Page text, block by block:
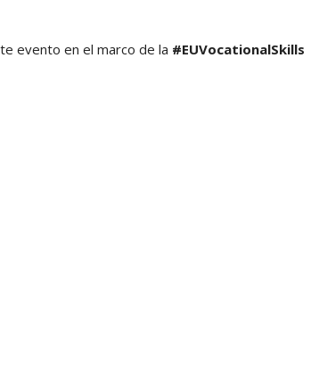
evento en el marco de la #EUVocationalSkills